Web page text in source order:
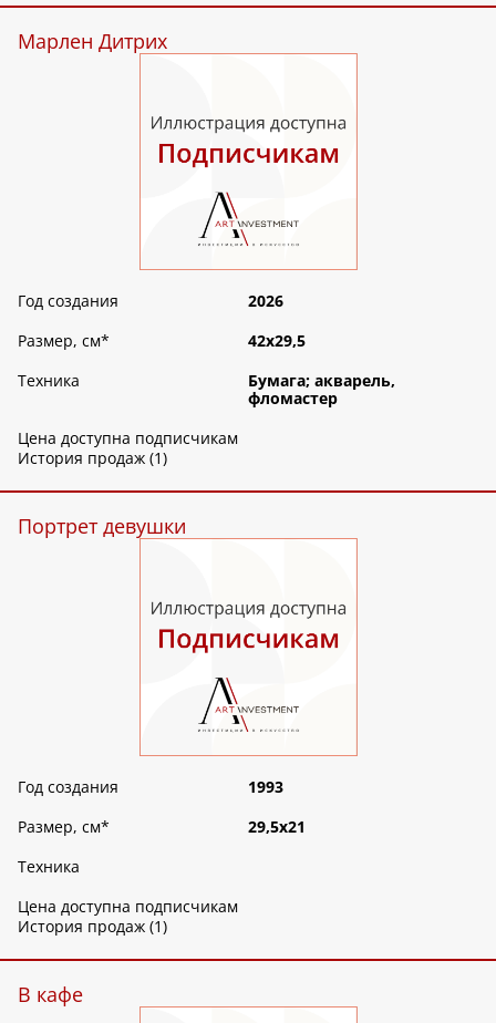
Марлен Дитрих
Год создания
2026
Размер, см*
42х29,5
Техника
Бумага; акварель,
фломастер
Цена доступна подписчикам
История продаж (1)
Портрет девушки
Год создания
1993
Размер, см*
29,5х21
Техника
Цена доступна подписчикам
История продаж (1)
В кафе